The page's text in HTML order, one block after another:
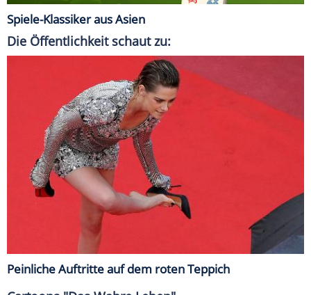
Spiele-Klassiker aus Asien
Die Öffentlichkeit schaut zu:
Peinliche Auftritte auf dem roten Teppich